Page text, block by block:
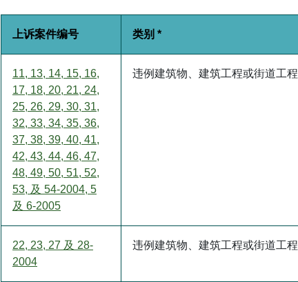
上诉案件编号 类别 *
11, 13, 14, 15, 16,
17, 18, 20, 21, 24,
25, 26, 29, 30, 31,
32, 33, 34, 35, 36,
37, 38, 39, 40, 41,
42, 43, 44, 46, 47,
48, 49, 50, 51, 52,
53, 及 54-2004, 5
及 6-2005
违例建筑物、建筑工程或街道工程
22, 23, 27 及 28-
2004
违例建筑物、建筑工程或街道工程